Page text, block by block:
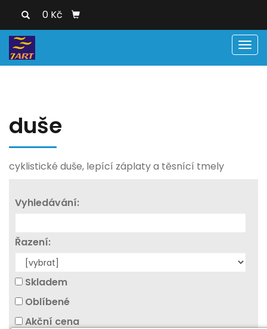
0 Kč
duše
cyklistické duše, lepící záplaty a těsnící tmely
Vyhledávání:
Řazení:
Skladem
Oblíbené
Akční cena